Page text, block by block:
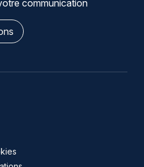
communication